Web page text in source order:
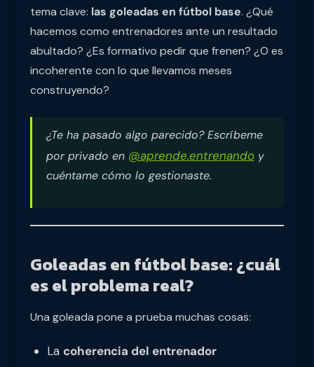
tema clave: las goleadas en fútbol base. ¿Qué
hacemos como entrenadores ante un resultado
abultado? ¿Es formativo pedir que frenen? ¿O es
incoherente con lo que llevamos meses
construyendo?
¿Te ha pasado algo parecido? Escríbeme
por privado en @aprende.entrenandoy
cuéntame cómo lo gestionaste.
Goleadas en fútbol base: ¿cuál
es el problema real?
Una goleada pone a prueba muchas cosas:
La coherencia del entrenador